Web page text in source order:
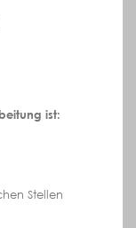
ist:
Stellen